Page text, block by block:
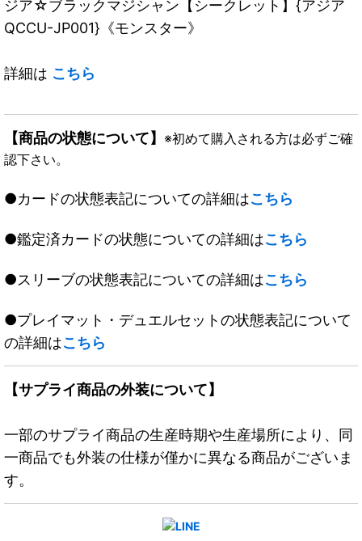
ジア☆ブラックマジシャン【シークレット】{アジア
QCCU-JP001}《モンスター》
詳細は こちら
【商品の状態について】 ※初めて購入される方は必ずご確
認下さい。
●カードの状態表記についての詳細はこちら
●鑑定済カードの状態についての詳細はこちら
●スリーブの状態表記についての詳細はこちら
●プレイマット・デュエルセットの状態表記について
の詳細はこちら
【サプライ商品の外装について】
一部のサプライ商品の生産時期や生産場所により、同
一商品でも外装の仕様が僅かに異なる商品がございま
す。